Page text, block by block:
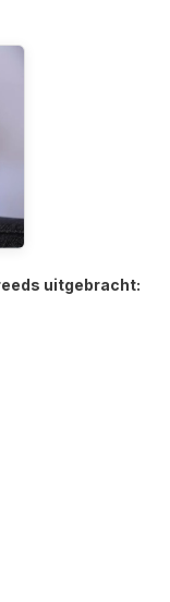
uitgebracht: